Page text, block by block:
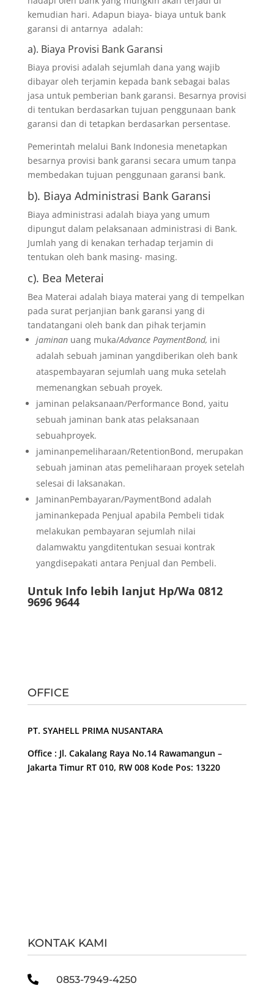
kemudian hari. Adapun biaya- biaya untuk bank
garansi di antarnya adalah:
a). Biaya Provisi Bank Garansi
Biaya provisi adalah sejumlah dana yang wajib
dibayar oleh terjamin kepada bank sebagai balas
jasa untuk pemberian bank garansi. Besarnya provisi
di tentukan berdasarkan tujuan penggunaan bank
garansi dan di tetapkan berdasarkan persentase.
Pemerintah melalui Bank Indonesia menetapkan
besarnya provisi bank garansi secara umum tanpa
membedakan tujuan penggunaan garansi bank.
b). Biaya Administrasi Bank Garansi
Biaya administrasi adalah biaya yang umum
dipungut dalam pelaksanaan administrasi di Bank.
Jumlah yang di kenakan terhadap terjamin di
tentukan oleh bank masing- masing.
c). Bea Meterai
Bea Materai adalah biaya materai yang di tempelkan
pada surat perjanjian bank garansi yang di
tandatangani oleh bank dan pihak terjamin
jaminan uang muka/Advance PaymentBond, ini
adalah sebuah jaminan yangdiberikan oleh bank
ataspembayaran sejumlah uang muka setelah
memenangkan sebuah proyek.
jaminan pelaksanaan/Performance Bond, yaitu
sebuah jaminan bank atas pelaksanaan
sebuahproyek.
jaminanpemeliharaan/RetentionBond, merupakan
sebuah jaminan atas pemeliharaan proyek setelah
selesai di laksanakan.
JaminanPembayaran/PaymentBond adalah
jaminankepada Penjual apabila Pembeli tidak
melakukan pembayaran sejumlah nilai
dalamwaktu yangditentukan sesuai kontrak
yangdisepakati antara Penjual dan Pembeli.
Untuk Info lebih lanjut Hp/Wa 0812
9696 9644
OFFICE
PT. SYAHELL PRIMA NUSANTARA
Office : Jl. Cakalang Raya No.14 Rawamangun –
Jakarta Timur RT 010, RW 008 Kode Pos: 13220
KONTAK KAMI
 0853-7949-4250